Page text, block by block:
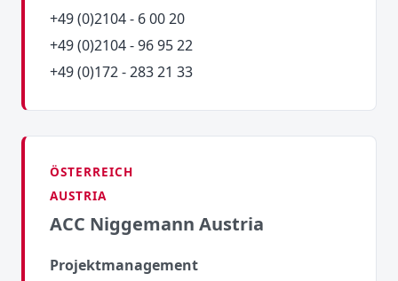
+49 (0)2104 - 6 00 20
+49 (0)2104 - 96 95 22
+49 (0)172 - 283 21 33
ÖSTERREICH
AUSTRIA
ACC Niggemann Austria
Projektmanagement